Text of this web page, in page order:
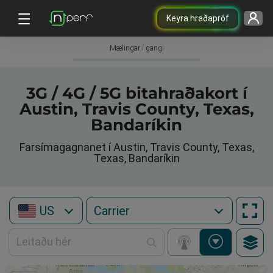
Keyra hraðapróf
Mælingar í gangi
3G / 4G / 5G bitahraðakort í
Austin, Travis County, Texas,
Bandaríkin
Farsímagagnanet í Austin, Travis County, Texas,
Texas, Bandaríkin
US